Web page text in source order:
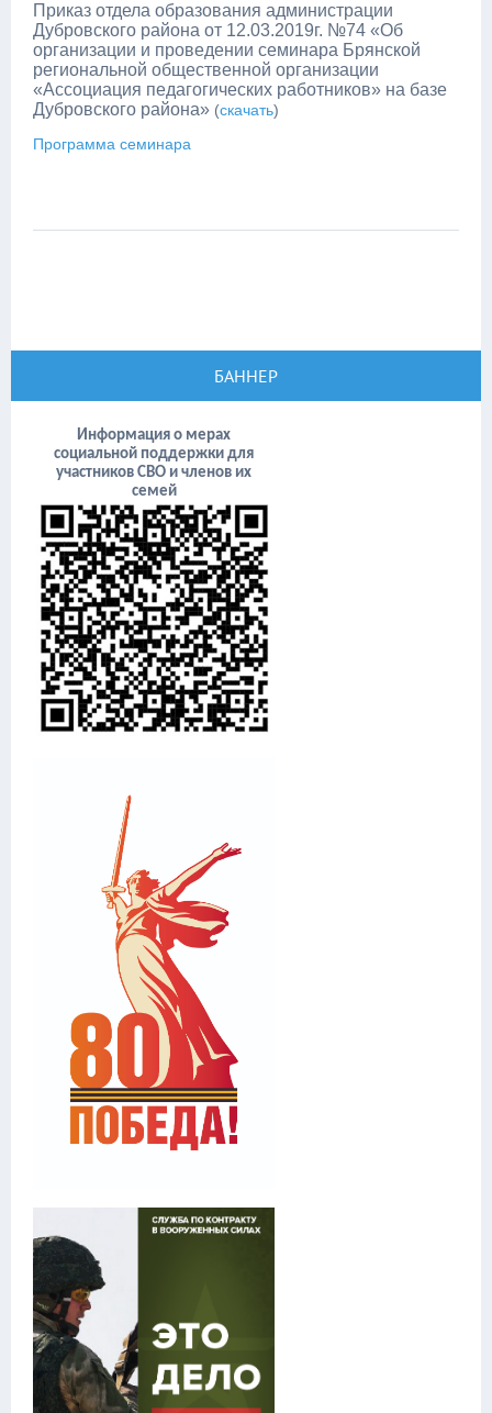
Приказ отдела образования администрации
Дубровского района от 12.03.2019г. №74 «Об
организации и проведении семинара Брянской
региональной общественной организации
«Ассоциация педагогических работников» на базе
Дубровского района» (скачать)
Программа семинара
БАННЕР
Информация о мерах
социальной поддержки для
участников СВО и членов их
семей